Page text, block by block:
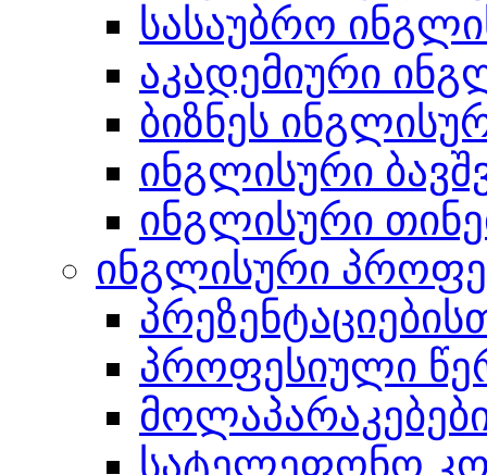
სასაუბრო
აკადემიური
ბიზნეს
ინგლისური
ინგლისური
ინგლისური
პროფესიული
სატელეფონო